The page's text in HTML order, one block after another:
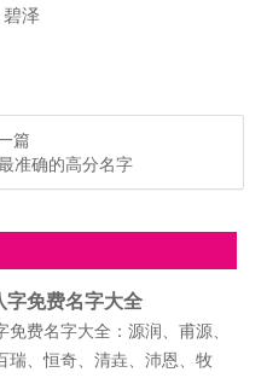
泽
篇
准确的高分名字
字免费名字大全
免费名字大全：源润、甫源、
瑞、恒奇、清垚、沛恩、牧